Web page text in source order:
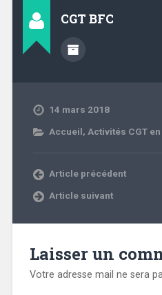
CGT BFC
14 mars 2018
Accueil, Activités CGT
Article précédent
Article suivant
Laisser un
Votre adresse mail ne sera